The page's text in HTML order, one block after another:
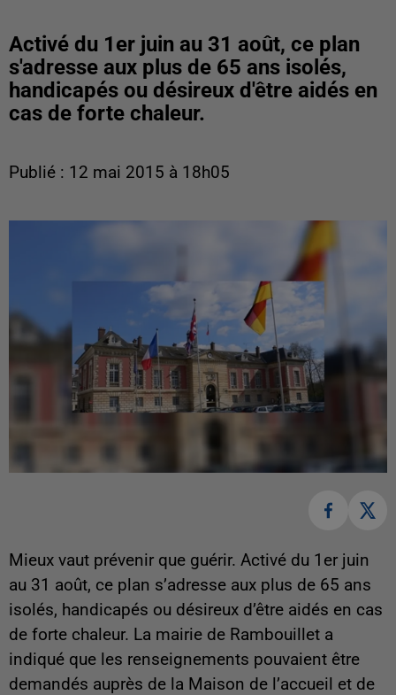
Activé du 1er juin au 31 août, ce plan
s'adresse aux plus de 65 ans isolés,
handicapés ou désireux d'être aidés en
cas de forte chaleur.
Publié : 12 mai 2015 à 18h05
Mieux vaut prévenir que guérir. Activé du 1er juin
au 31 août, ce plan s’adresse aux plus de 65 ans
isolés, handicapés ou désireux d’être aidés en cas
de forte chaleur. La mairie de Rambouillet a
indiqué que les renseignements pouvaient être
demandés auprès de la Maison de l’accueil et de